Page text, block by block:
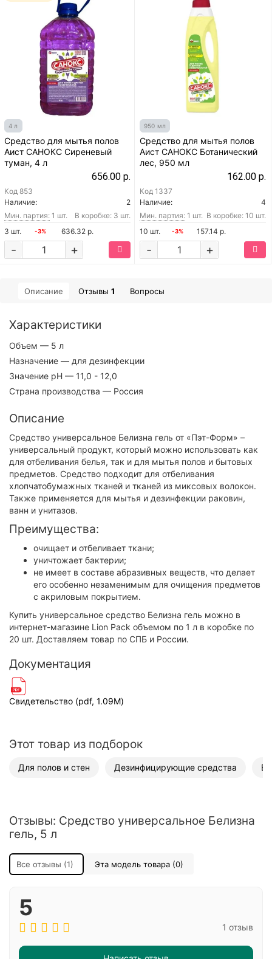
4 л
Средство для мытья полов
Аист САНОКС Сиреневый
туман, 4 л
656.00 р.
Код 853
Наличие:
2
Мин. партия: 1 шт.
В коробке: 3 шт.
3 шт.
-3% 636.32 р.
+
-
950 мл
Средство для мытья полов
Аист САНОКС Ботанический
лес, 950 мл
162.00 р.
Код 1337
Наличие:
4
Мин. партия: 1 шт. В коробке: 10 шт.
10 шт.
-3% 157.14 р.
+
-
Описание Отзывы 1 Вопросы
Характеристики
Объем — 5 л
Назначение — для дезинфекции
Значение pH — 11,0 - 12,0
Страна производства — Россия
Описание
Средство универсальное Белизна гель от «Пэт-Форм» –
универсальный продукт, который можно использовать как
для отбеливания белья, так и для мытья полов и бытовых
предметов. Средство подходит для отбеливания
хлопчатобумажных тканей и тканей из миксовых волокон.
Также применяется для мытья и дезинфекции раковин,
ванн и унитазов.
Преимущества:
очищает и отбеливает ткани;
уничтожает бактерии;
не имеет в составе абразивных веществ, что делает
его особенно незаменимым для очищения предметов
с акриловым покрытием.
Купить универсальное средство Белизна гель можно в
интернет-магазине Lion Pack объемом по 1 л в коробке по
20 шт. Доставляем товар по СПБ и России.
Документация
Свидетельство (pdf, 1.09M)
Этот товар из подборок
Для полов и стен Дезинфицирующие средства
Отзывы: Средство универсальное Белизна
гель, 5 л
Все отзывы (1) Эта модель товара (0)
5
1 отзыв